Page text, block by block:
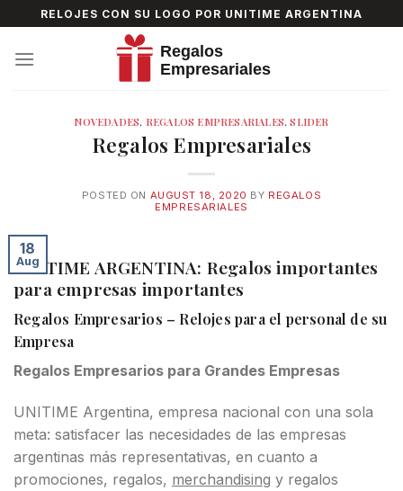
to
content
RELOJES CON SU LOGO POR UNITIME ARGENTINA
NOVEDADES, REGALOS EMPRESARIALES,SLIDER
Regalos Empresariales
POSTED ON AUGUST 18, 2020 BY REGALOS
EMPRESARIALES
18
Aug
UNITIME ARGENTINA: Regalos importantes
para empresas importantes
Regalos Empresarios – Relojes para el personal de su
Empresa
Regalos Empresarios para Grandes Empresas
UNITIME Argentina, empresa nacional con una sola
meta: satisfacer las necesidades de las empresas
argentinas más representativas, en cuanto a
promociones, regalos, merchandising y regalos